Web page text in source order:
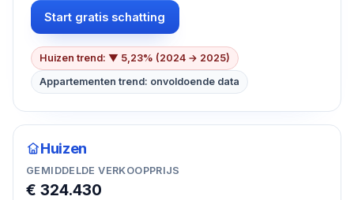
Start gratis schatting
Huizen trend: ▼ 5,23% (2024 → 2025)
Appartementen trend: onvoldoende data
Huizen
GEMIDDELDE VERKOOPPRIJS
€ 324.430